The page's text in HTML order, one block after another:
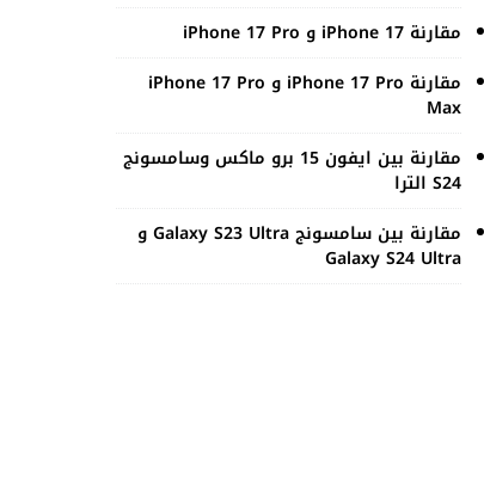
مقارنة iPhone 17 و iPhone 17 Pro
مقارنة iPhone 17 Pro و iPhone 17 Pro
Max
مقارنة بين ايفون 15 برو ماكس وسامسونج
S24 الترا
مقارنة بين سامسونج Galaxy S23 Ultra و
Galaxy S24 Ultra